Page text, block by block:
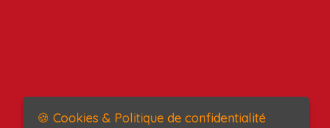
🍪 Cookies & Politique de confidentialité